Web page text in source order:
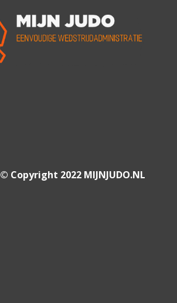
© Copyright 2022 MIJNJUDO.NL